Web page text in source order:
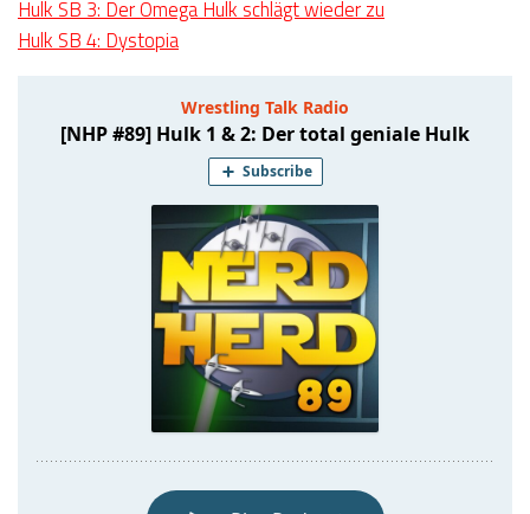
Hulk SB 3: Der Omega Hulk schlägt wieder zu
Hulk SB 4: Dystopia